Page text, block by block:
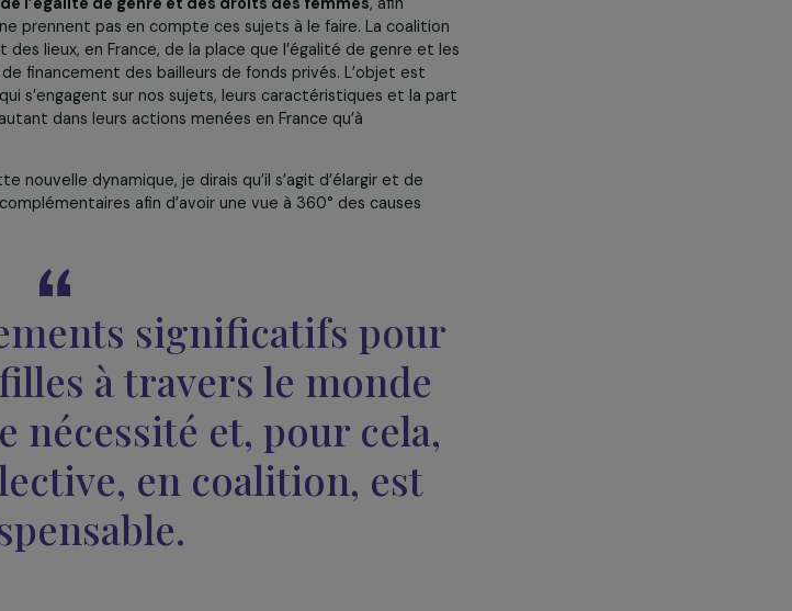
cela, la coalition le porte avec une conviction forte : c’est par
qu’il est possible d’agir de manière véritablement transformative !
une des actions de la coalition consiste à établir une
de l’égalité de genre et des droits des femmes
qui ne prennent pas en compte ces sujets à le faire. La coalition
de financement des bailleurs de fonds privés. L’objet est
qui s’engagent sur nos sujets, leurs caractéristiques et la part
et complémentaires afin d’avoir une vue à 360° des causes
significatifs pour
les filles à travers le monde